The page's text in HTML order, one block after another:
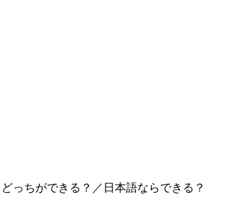
っちができる？／日本語ならできる？